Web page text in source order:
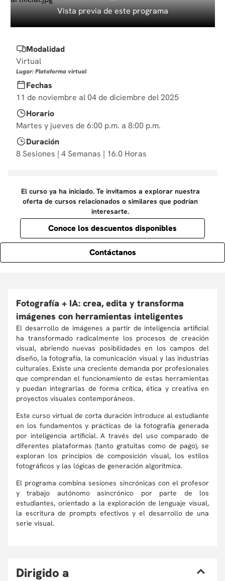
10. diseño Vista previa de este programa
Modalidad
Virtual
Lugar: Plataforma virtual
Fechas
11 de noviembre al 04 de diciembre del 2025
Horario
Martes y jueves de 6:00 p.m. a 8:00 p.m.
Duración
8 Sesiones | 4 Semanas | 16.0 Horas
El curso ya ha iniciado. Te invitamos a explorar nuestra
oferta de cursos relacionados o similares que podrían
interesarte.
Conoce los descuentos disponibles
Contáctanos
Fotografía + IA: crea, edita y transforma
imágenes con herramientas inteligentes
El desarrollo de imágenes a partir de inteligencia artificial
ha transformado radicalmente los procesos de creación
visual, abriendo nuevas posibilidades en los campos del
diseño, la fotografía, la comunicación visual y las industrias
culturales. Existe una creciente demanda por profesionales
que comprendan el funcionamiento de estas herramientas
y puedan integrarlas de forma crítica, ética y creativa en
proyectos visuales contemporáneos.
Este curso virtual de corta duración introduce al estudiante
en los fundamentos y prácticas de la fotografía generada
por inteligencia artificial. A través del uso comparado de
diferentes plataformas (tanto gratuitas como de pago), se
exploran los principios de composición visual, los estilos
fotográficos y las lógicas de generación algorítmica.
El programa combina sesiones sincrónicas con el profesor
y trabajo autónomo asincrónico por parte de los
estudiantes, orientado a la exploración de lenguaje visual,
la escritura de prompts efectivos y el desarrollo de una
serie visual.
Dirigido a